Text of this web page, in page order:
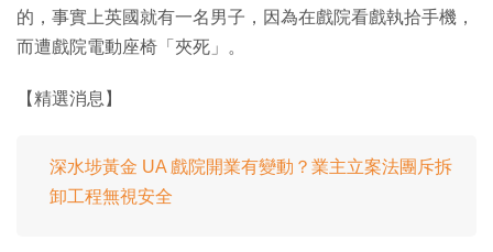
的，事實上英國就有一名男子，因為在戲院看戲執拾手機，
而遭戲院電動座椅「夾死」。
【精選消息】
深水埗黃金 UA 戲院開業有變動？業主立案法團斥拆
卸工程無視安全